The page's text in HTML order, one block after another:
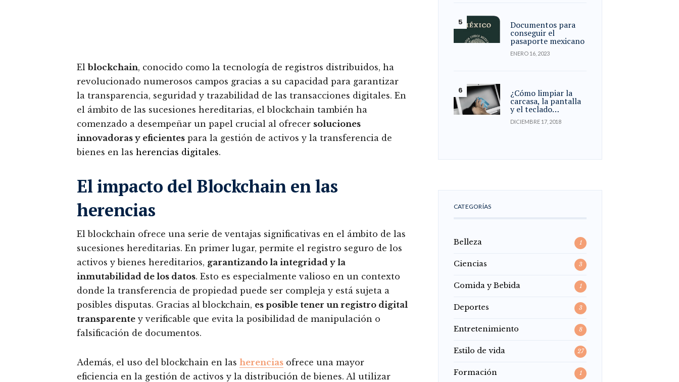
Elblockchain, conocido como la tecnología de registros distribuidos, ha
revolucionado numerosos campos gracias a su capacidad para garantizar
la transparencia, seguridad y trazabilidad de las transacciones digitales. En
el ámbito de las sucesiones hereditarias, el blockchain también ha
comenzado a desempeñar un papel crucial al ofrecer soluciones
innovadoras y eficientes para la gestión de activos y la transferencia de
bienes en las herencias digitales.
El impacto del Blockchain en las
herencias
El blockchain ofrece una serie de ventajas significativas en el ámbito de las
sucesiones hereditarias. En primer lugar, permite el registro seguro de los
activos y bienes hereditarios, garantizando la integridad y la
inmutabilidad de los datos. Esto es especialmente valioso en un contexto
donde la transferencia de propiedad puede ser compleja y está sujeta a
posibles disputas. Gracias al blockchain, es posible tener un registro digital
transparente y verificable que evita la posibilidad de manipulación o
falsificación de documentos.
Además, el uso del blockchain en las herencias ofrece una mayor
eficiencia en la gestión de activos y la distribución de bienes. Al utilizar
Documentos para
conseguir el
pasaporte mexicano
ENERO 16, 2023
¿Cómo limpiar la
carcasa, la pantalla
y el teclado…
DICIEMBRE 17, 2018
CATEGORÍAS
Belleza 1
Ciencias 3
Comida y Bebida 1
Deportes 3
Entretenimiento 8
Estilo de vida 27
Formación 1